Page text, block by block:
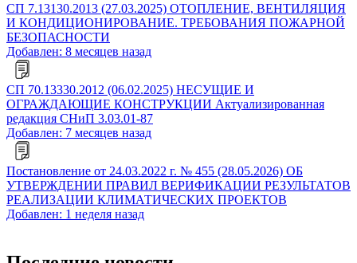
СП 7.13130.2013 (27.03.2025) ОТОПЛЕНИЕ, ВЕНТИЛЯЦИЯ
И КОНДИЦИОНИРОВАНИЕ. ТРЕБОВАНИЯ ПОЖАРНОЙ
БЕЗОПАСНОСТИ
Добавлен: 8 месяцев назад
СП 70.13330.2012 (06.02.2025) НЕСУЩИЕ И
ОГРАЖДАЮЩИЕ КОНСТРУКЦИИ Актуализированная
редакция СНиП 3.03.01-87
Добавлен: 7 месяцев назад
Постановление от 24.03.2022 г. № 455 (28.05.2026) ОБ
УТВЕРЖДЕНИИ ПРАВИЛ ВЕРИФИКАЦИИ РЕЗУЛЬТАТОВ
РЕАЛИЗАЦИИ КЛИМАТИЧЕСКИХ ПРОЕКТОВ
Добавлен: 1 неделя назад